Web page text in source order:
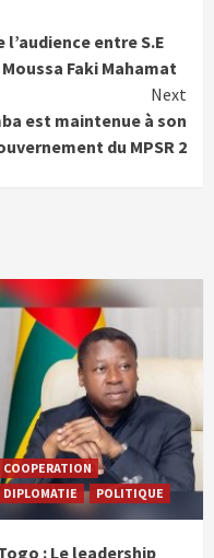
entre S.E
Faki Mahamat
Next
est maintenue à son
du MPSR 2
COOPERATION
DIPLOMATIE
POLITIQUE
: Le leadership